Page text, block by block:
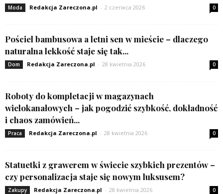
Moda Redakcja Zareczona.pl - 2 czerwca 2026 0
Pościel bambusowa a letni sen w mieście – dlaczego
naturalna lekkość staje się tak...
Dom Redakcja Zareczona.pl - 28 kwietnia 2026 0
Roboty do kompletacji w magazynach
wielokanałowych – jak pogodzić szybkość, dokładność
i chaos zamówień...
Praca Redakcja Zareczona.pl - 28 kwietnia 2026 0
Statuetki z grawerem w świecie szybkich prezentów –
czy personalizacja staje się nowym luksusem?
Zakupy Redakcja Zareczona.pl - 28 kwietnia 2026 0